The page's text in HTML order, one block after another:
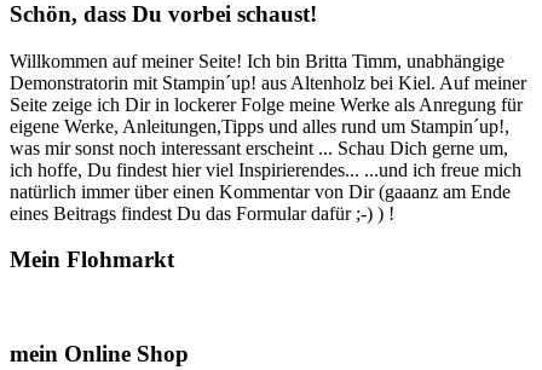
Seestern…“
Schön, dass Du vorbei schaust!
Willkommen auf meiner Seite! Ich bin Britta Timm, unabhängige
Demonstratorin mit Stampin´up! aus Altenholz bei Kiel. Auf meiner
Seite zeige ich Dir in lockerer Folge meine Werke als Anregung für
eigene Werke, Anleitungen,Tipps und alles rund um Stampin´up!,
was mir sonst noch interessant erscheint ... Schau Dich gerne um,
ich hoffe, Du findest hier viel Inspirierendes... ...und ich freue mich
natürlich immer über einen Kommentar von Dir (gaaanz am Ende
eines Beitrags findest Du das Formular dafür ;-) ) !
Mein Flohmarkt
mein Online Shop